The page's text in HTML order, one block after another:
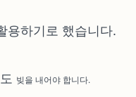
용하기로 했습니다.
빚을 내어야 합니다.